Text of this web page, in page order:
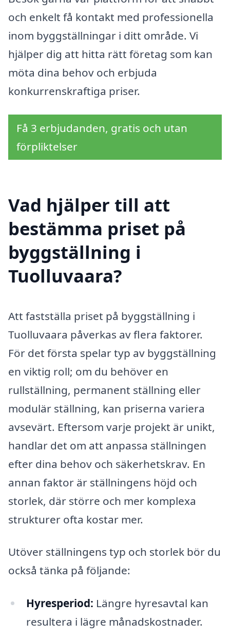
och enkelt få kontakt med professionella
inom byggställningar i ditt område. Vi
hjälper dig att hitta rätt företag som kan
möta dina behov och erbjuda
konkurrenskraftiga priser.
Få 3 erbjudanden, gratis och utan
förpliktelser
Vad hjälper till att
bestämma priset på
byggställning i
Tuolluvaara?
Att fastställa priset på byggställning i
Tuolluvaara påverkas av flera faktorer.
För det första spelar typ av byggställning
en viktig roll; om du behöver en
rullställning, permanent ställning eller
modulär ställning, kan priserna variera
avsevärt. Eftersom varje projekt är unikt,
handlar det om att anpassa ställningen
efter dina behov och säkerhetskrav. En
annan faktor är ställningens höjd och
storlek, där större och mer komplexa
strukturer ofta kostar mer.
Utöver ställningens typ och storlek bör du
också tänka på följande:
Hyresperiod: Längre hyresavtal kan
resultera i lägre månadskostnader.